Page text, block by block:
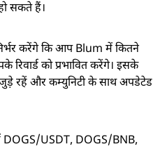
सकते हैं।
करेंगे कि आप Blum में कितने
को प्रभावित करेंगे। इसके
जुड़े रहें और कम्युनिटी के साथ अपडेटेड
DOGS/USDT, DOGS/BNB,